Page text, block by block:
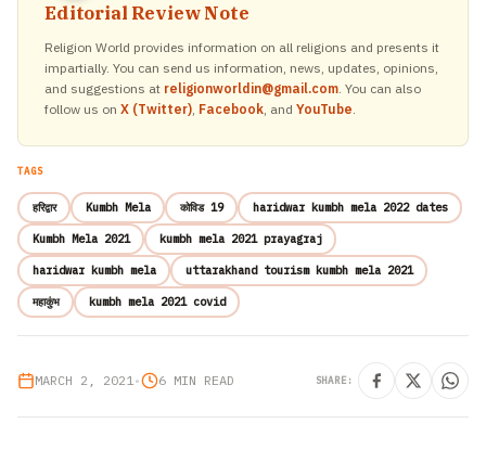
Editorial Review Note
Religion World provides information on all religions and presents it
impartially. You can send us information, news, updates, opinions,
and suggestions at religionworldin@gmail.com. You can also
follow us on X (Twitter), Facebook, and YouTube.
TAGS
हरिद्वार Kumbh Mela कोविड 19 haridwar kumbh mela 2022 dates
Kumbh Mela 2021 kumbh mela 2021 prayagraj
haridwar kumbh mela uttarakhand tourism kumbh mela 2021
महाकुंभ kumbh mela 2021 covid
MARCH 2, 2021• 6 MIN READ SHARE: